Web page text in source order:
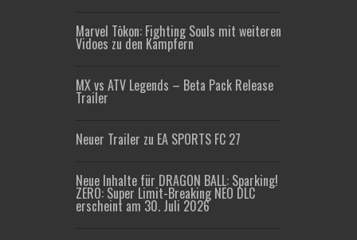
Marvel Tōkon: Fighting Souls mit weiteren
Vidoes zu den Kämpfern
MX vs ATV Legends – Beta Pack Release
Trailer
Neuer Trailer zu EA SPORTS FC 27
Neue Inhalte für DRAGON BALL: Sparking!
ZERO: Super Limit-Breaking NEO DLC
erscheint am 30. Juli 2026